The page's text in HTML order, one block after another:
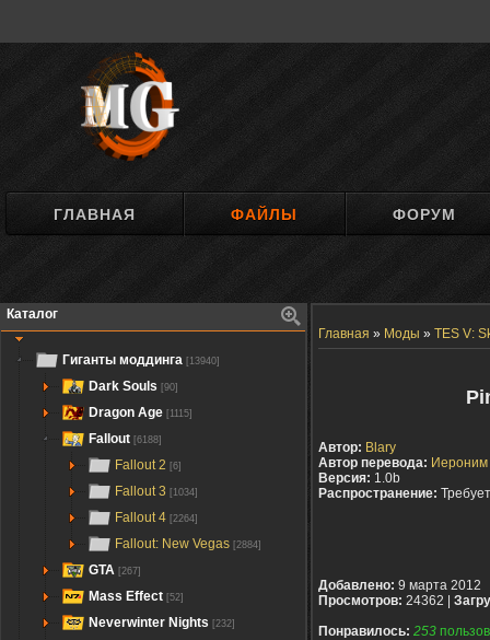
ГЛАВНАЯ ФАЙЛЫ ФОРУМ
Каталог
Гиганты моддинга [13940]
Dark Souls [90]
Dragon Age [1115]
Fallout [6188]
Fallout 2 [6]
Fallout 3 [1034]
Fallout 4 [2264]
Fallout: New Vegas [2884]
GTA [267]
Mass Effect [52]
Neverwinter Nights [232]
Главная » Моды » TES V:
Автор: Blary
Автор перевода: Иероним
Версия: 1.0b
Распространение:
Добавлено: 9 марта 2012
Просмотров: 24362 |
Понравилось: 253